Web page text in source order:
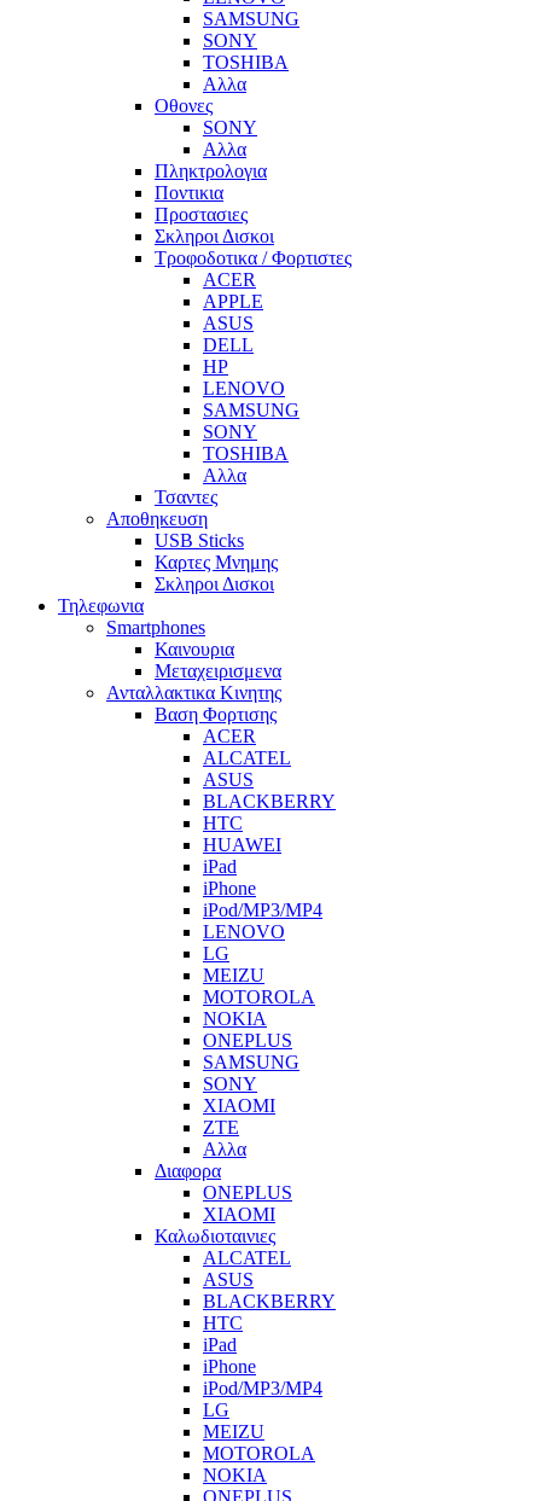
SAMSUNG
SONY
TOSHIBA
Αλλα
Οθονες
SONY
Αλλα
Πληκτρολογια
Ποντικια
Προστασιες
Σκληροι Δισκοι
Τροφοδοτικα / Φορτιστες
ACER
APPLE
ASUS
DELL
HP
LENOVO
SAMSUNG
SONY
TOSHIBA
Αλλα
Τσαντες
Αποθηκευση
USB Sticks
Καρτες Μνημης
Σκληροι Δισκοι
Τηλεφωνια
Smartphones
Καινουρια
Μεταχειρισμενα
Ανταλλακτικα Κινητης
Βαση Φορτισης
ACER
ALCATEL
ASUS
BLACKBERRY
HTC
HUAWEI
iPad
iPhone
iPod/MP3/MP4
LENOVO
LG
MEIZU
MOTOROLA
NOKIA
ONEPLUS
SAMSUNG
SONY
XIAOMI
ZTE
Αλλα
Διαφορα
ONEPLUS
XIAOMI
Καλωδιοταινιες
ALCATEL
ASUS
BLACKBERRY
HTC
iPad
iPhone
iPod/MP3/MP4
LG
MEIZU
MOTOROLA
NOKIA
ONEPLUS